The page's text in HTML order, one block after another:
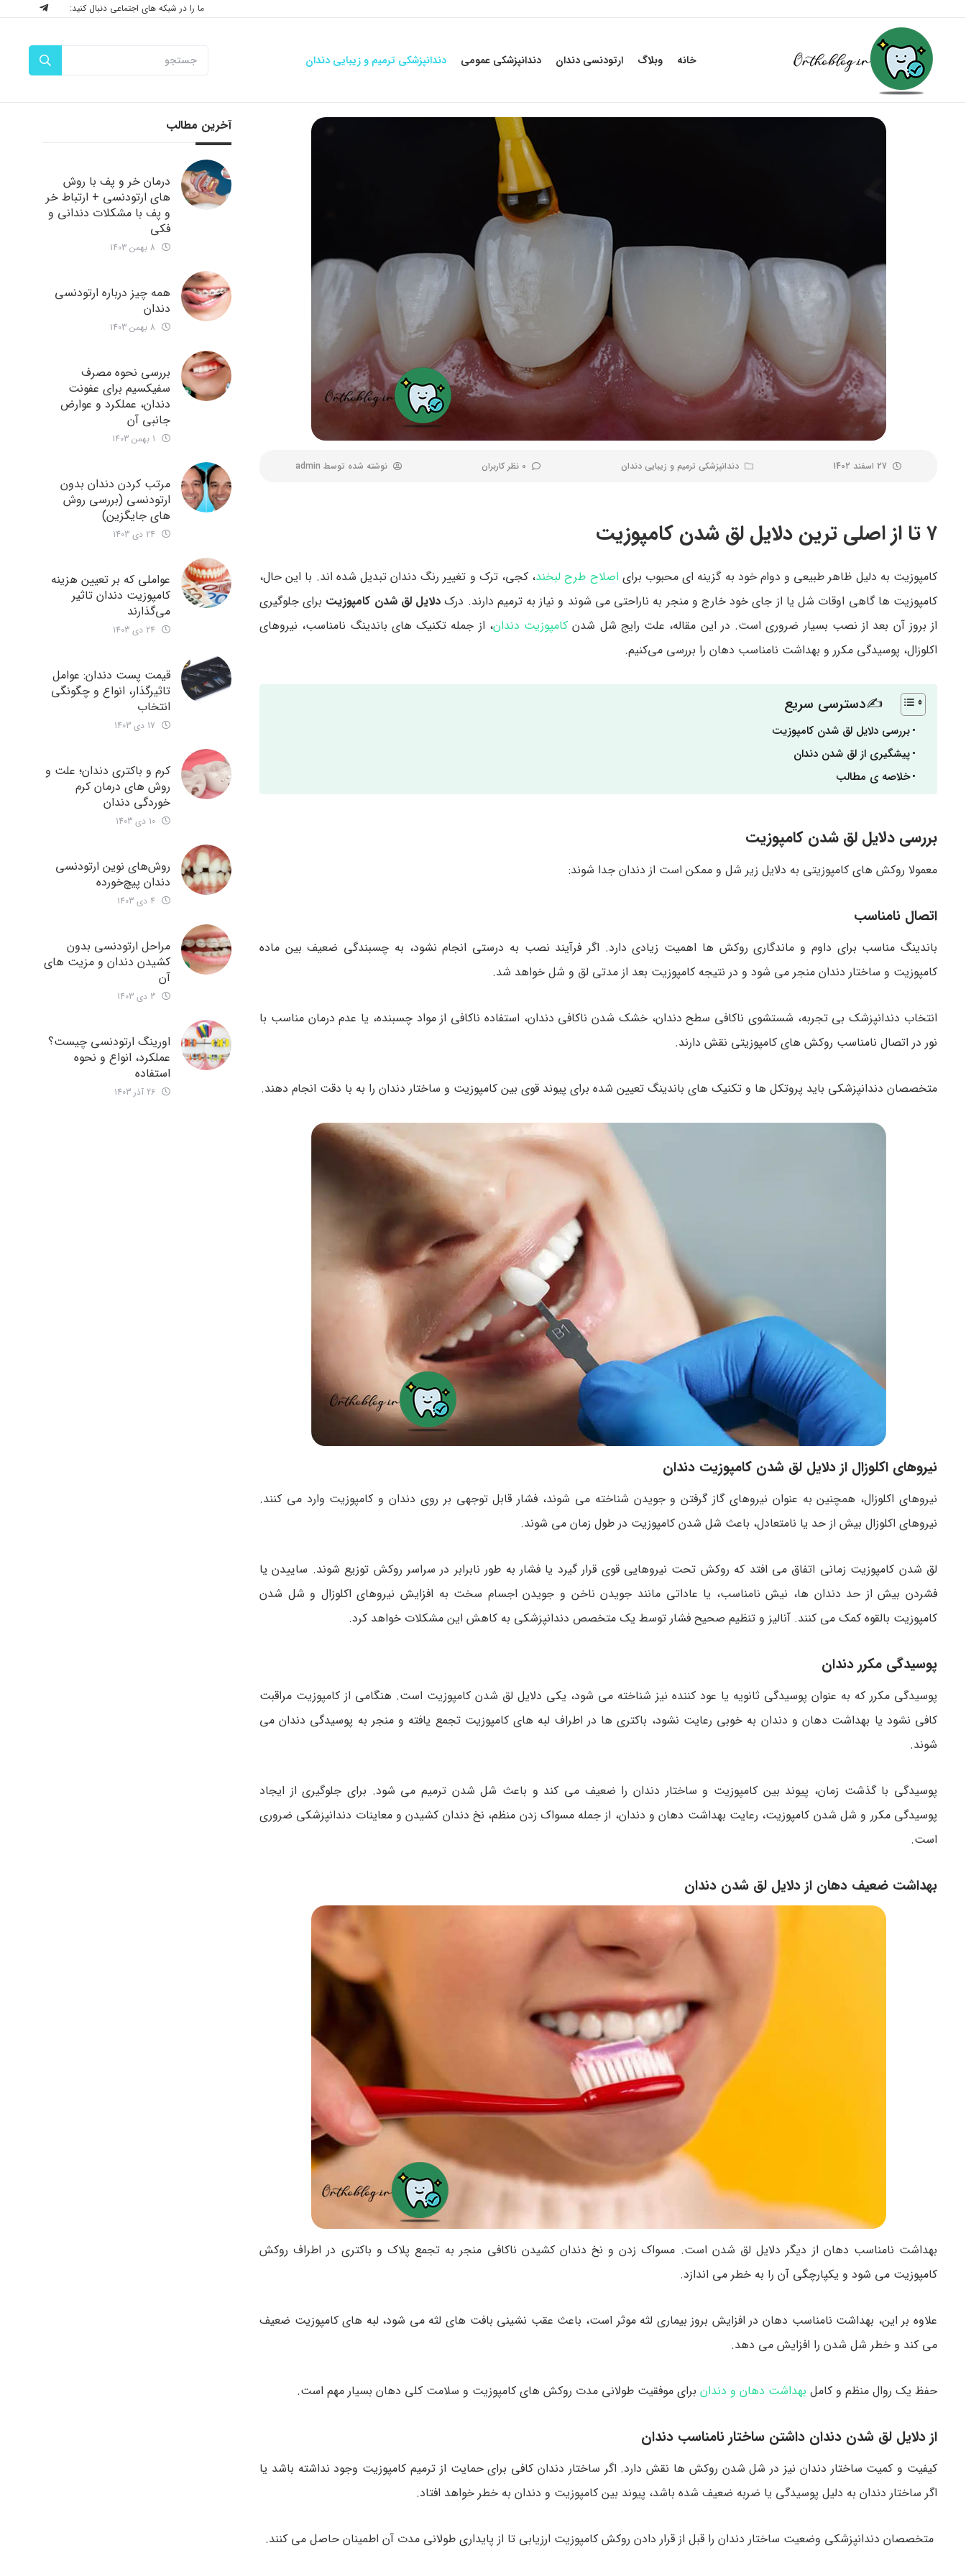
ما را در شبکه های اجتماعی دنبال کنید:
خانه وبلاگ ارتودنسی دندان دندانپزشکی عمومی دندانپزشکی ترمیم و زیبایی دندان
27 اسفند 1402 دندانپزشکی ترمیم و زیبایی دندان 0 نظر کاربران نوشته شده توسط admin
۷ تا از اصلی ترین دلایل لق شدن کامپوزیت
کامپوزیت به دلیل ظاهر طبیعی و دوام خود به گزینه ای محبوب برای اصلاح طرح لبخند، کجی، ترک و تغییر رنگ دندان تبدیل شده اند. با این حال،
کامپوزیت ها گاهی اوقات شل یا از جای خود خارج و منجر به ناراحتی می شوند و نیاز به ترمیم دارند. درک دلایل لق شدن کامپوزیت برای جلوگیری
از بروز آن بعد از نصب بسیار ضروری است. در این مقاله، علت رایج شل شدن کامپوزیت دندان، از جمله تکنیک‌ های باندینگ نامناسب، نیروهای
اکلوزال، پوسیدگی مکرر و بهداشت نامناسب دهان را بررسی می‌کنیم.
✍دسترسی سریع
بررسی دلایل لق شدن کامپوزیت
پیشگیری از لق شدن دندان
خلاصه ی مطالب
بررسی دلایل لق شدن کامپوزیت
معمولا روکش های کامپوزیتی به دلایل زیر شل و ممکن است از دندان جدا شوند:
اتصال نامناسب
باندینگ مناسب برای داوم و ماندگاری روکش ها اهمیت زیادی دارد. اگر فرآیند نصب به درستی انجام نشود، به چسبندگی ضعیف بین ماده
کامپوزیت و ساختار دندان منجر می شود و در نتیجه کامپوزیت بعد از مدتی لق و شل خواهد شد.
انتخاب دندانپزشک بی تجربه، شستشوی ناکافی سطح دندان، خشک شدن ناکافی دندان، استفاده ناکافی از مواد چسبنده، یا عدم درمان مناسب با
نور در اتصال نامناسب روکش های کامپوزیتی نقش دارند.
متخصصان دندانپزشکی باید پروتکل ها و تکنیک های باندینگ تعیین شده برای پیوند قوی بین کامپوزیت و ساختار دندان را به با دقت انجام دهند.
نیروهای اکلوزال از دلایل لق شدن کامپوزیت دندان
نیروهای اکلوزال، همچنین به عنوان نیروهای گاز گرفتن و جویدن شناخته می شوند، فشار قابل توجهی بر روی دندان و کامپوزیت وارد می کنند.
نیروهای اکلوزال بیش از حد یا نامتعادل، باعث شل شدن کامپوزیت در طول زمان می شوند.
لق شدن کامپوزیت زمانی اتفاق می افتد که روکش تحت نیروهایی قوی قرار گیرد یا فشار به طور نابرابر در سراسر روکش توزیع شوند. ساییدن یا
فشردن بیش از حد دندان ها، نیش نامناسب، یا عاداتی مانند جویدن ناخن و جویدن اجسام سخت به افزایش نیروهای اکلوزال و شل شدن
کامپوزیت بالقوه کمک می کنند. آنالیز و تنظیم صحیح فشار توسط یک متخصص دندانپزشکی به کاهش این مشکلات خواهد کرد.
پوسیدگی مکرر دندان
پوسیدگی مکرر که به عنوان پوسیدگی ثانویه یا عود کننده نیز شناخته می شود، یکی دلایل لق شدن کامپوزیت است. هنگامی از کامپوزیت مراقبت
کافی نشود یا بهداشت دهان و دندان به خوبی رعایت نشود، باکتری ها در اطراف لبه های کامپوزیت تجمع یافته و منجر به پوسیدگی دندان می
شوند.
پوسیدگی با گذشت زمان، پیوند بین کامپوزیت و ساختار دندان را ضعیف می کند و باعث شل شدن ترمیم می شود. برای جلوگیری از ایجاد
پوسیدگی مکرر و شل شدن کامپوزیت، رعایت بهداشت دهان و دندان، از جمله مسواک زدن منظم، نخ دندان کشیدن و معاینات دندانپزشکی ضروری
است.
بهداشت ضعیف دهان از دلایل لق شدن دندان
بهداشت نامناسب دهان از دیگر دلایل لق شدن است. مسواک زدن و نخ دندان کشیدن ناکافی منجر به تجمع پلاک و باکتری در اطراف روکش
کامپوزیت می شود و یکپارچگی آن را به خطر می اندازد.
علاوه بر این، بهداشت نامناسب دهان در افزایش بروز بیماری لثه موثر است، باعث عقب نشینی بافت های لثه می شود، لبه های کامپوزیت ضعیف
می کند و خطر شل شدن را افزایش می دهد.
حفظ یک روال منظم و کامل بهداشت دهان و دندان برای موفقیت طولانی مدت روکش های کامپوزیت و سلامت کلی دهان بسیار مهم است.
از دلایل لق شدن دندان داشتن ساختار نامناسب دندان
کیفیت و کمیت ساختار دندان نیز در شل شدن روکش ها نقش دارد. اگر ساختار دندان کافی برای حمایت از ترمیم کامپوزیت وجود نداشته باشد یا
اگر ساختار دندان به دلیل پوسیدگی یا ضربه ضعیف شده باشد، پیوند بین کامپوزیت و دندان به خطر خواهد افتاد.
متخصصان دندانپزشکی وضعیت ساختار دندان را قبل از قرار دادن روکش کامپوزیت ارزیابی تا از پایداری طولانی مدت آن اطمینان حاصل می کنند.
آخرین مطالب
درمان خر و پف با روش
های ارتودنسی + ارتباط خر
و پف با مشکلات دندانی و
فکی
همه چیز درباره ارتودنسی
دندان
بررسی نحوه مصرف
سفیکسیم برای عفونت
دندان، عملکرد و عوارض
جانبی آن
مرتب کردن دندان بدون
ارتودنسی (بررسی روش
های جایگزین)
عواملی که بر تعیین هزینه
کامپوزیت دندان تاثیر
می‌گذارند
قیمت پست دندان: عوامل
تاثیرگذار، انواع و چگونگی
انتخاب
کرم و باکتری دندان؛ علت و
روش های درمان کرم
خوردگی دندان
روش‌های نوین ارتودنسی
دندان‌ پیچ‌خورده
مراحل ارتودنسی بدون
کشیدن دندان و مزیت های
آن
اورینگ ارتودنسی چیست؟
عملکرد، انواع و نحوه
استفاده